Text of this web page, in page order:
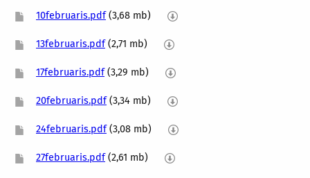
10februaris.pdf(3,68 mb)
13februaris.pdf(2,71 mb)
17februaris.pdf(3,29 mb)
20februaris.pdf(3,34 mb)
24februaris.pdf(3,08 mb)
27februaris.pdf(2,61 mb)